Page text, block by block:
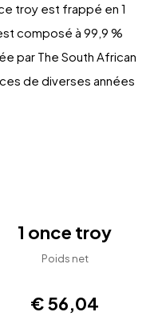
troy est frappé en 1
composé à 99,9 %
par The South African
de diverses années
1 once troy
Poids net
€ 56,04